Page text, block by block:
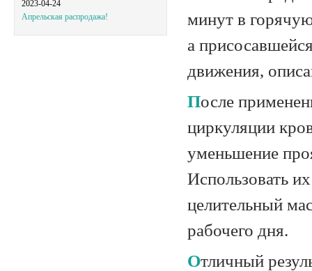
2023-04-24
Апрельская распродажа!
минут в
а
движения,
После применения вакуумных банок Belberg отмечается улучшение
циркуляции
уменьшение
Использовать
целительный
рабочего дня.
Отличный результат и невысокая цена делают вакуумные банки Belberg